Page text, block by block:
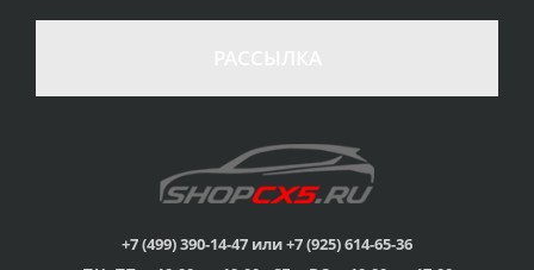
+7 (499) 390-14-47 или +7 (925) 614-65-36